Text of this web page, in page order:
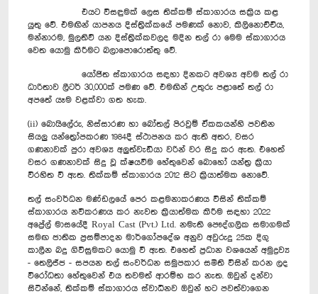
එයට විසඳුමක් ලෙස තික්කම් ස්කාගාරය සක්‍රිය කළ
යුතු වේ. එමඟින් යාපනය දිස්ත්‍රික්කයේ පමණක් නොව, කිලිනොච්චිය,
මන්නාරම, මුලතිව් යන දිස්ත්‍රික්කවලද මදින තල් රා මෙම ස්කාගාරය
වෙත යොමු කිරීමට බලාපොරොත්තු වේ.
යෝජිත ස්කාගාරය සඳහා දිනකට අවශ්‍ය අවම තල් රා
ධාරිතාව ලීටර් 30,000ක් පමණ වේ. එමඟින් උතුරු පළාතේ තල් රා
අපතේ යෑම වළක්වා ගත හැක.
(ii) බොයිලේරු, නිස්සාරණ හා බෝතල් පිරවුම් ඒකකයන්හි පවතින
සියලු යන්ත්‍රෝපකරණ 1984දී ස්ථාපනය කර ඇති අතර, වසර
ගණනාවක් පුරා අවශ්‍ය අලුත්වැඩියා වරින් වර සිදු කර ඇත. එහෙත්
වසර ගණනාවක් සිදු වූ ක්ෂයවීම හේතුවෙන් බොහෝ යන්ත්‍ර ක්‍රියා
විරහිත වී ඇත. තික්කම් ස්කාගාරය 2012 සිට ක්‍රියාත්මක නොවේ.
තල් සංවර්ධන මණ්ඩලයේ පෙර කළමනාකරණය විසින් තික්කම්
ස්කාගාරය නවීකරණය කර නැවත ක්‍රියාත්මක කිරීම සඳහා 2022
අප්‍රේල් මාසයේදී Royal Cast (Pvt.) Ltd. නමැති පෞද්ගලික සමාගමක්
සමඟ ජාතික ප්‍රසම්පාදන මාර්ගෝපදේශ අනුව අවුරුදු 25ක දිගු
කාලීන බදු ගිවිසුමකට යොමු වී ඇත. එහෙත් ප්‍රධාන වශයෙන් අමුද්‍රව්‍ය
- තෙලිජ්ජ - සපයන තල් සංවර්ධන සමුපකාර සමිති විසින් කරන ලද
විරෝධතා හේතුවෙන් එය තවමත් ආරම්භ කර නැත. ඔවුන් දන්වා
සිටින්නේ, තික්කම් ස්කාගාරය ස්වාධීනව ඔවුන් හට පවත්වාගෙන